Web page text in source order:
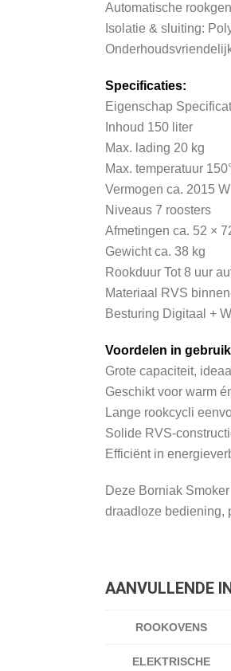
Automatische
Isolatie & sluiting:
Specificaties:
Eigenschap
Inhoud 150 liter
Max. lading 20 kg
Max. temperatuur
Vermogen ca. 2015 W
Niveaus 7 roosters
Afmetingen ca. 52 ×
Gewicht ca. 38 kg
Rookduur Tot 8 uur
Materiaal RVS
Besturing Digitaal +
Voordelen in
Grote capaciteit,
Geschikt voor warm
Lange rookcycli
Solide RVS-
Efficiënt in
Deze Borniak
draadloze bediening,
AANVULLENDE
ROOKOVENS
ELEKTRISCHE